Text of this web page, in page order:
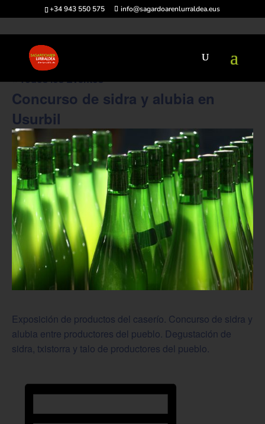
+34 943 550 575 info@sagardoarenlurraldea.eus
« Todos los Eventos
Concurso de sidra y alubia en
Usurbil
Exposición de productos del caserío. Concurso de sidra y
alubia entre productores del pueblo. Degustación de
sidra, txistorra y talo de productores del pueblo.